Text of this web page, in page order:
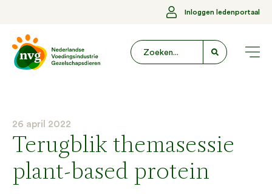
Inloggen ledenportaal
26 april 2022
Terugblik themasessie
plant-based protein